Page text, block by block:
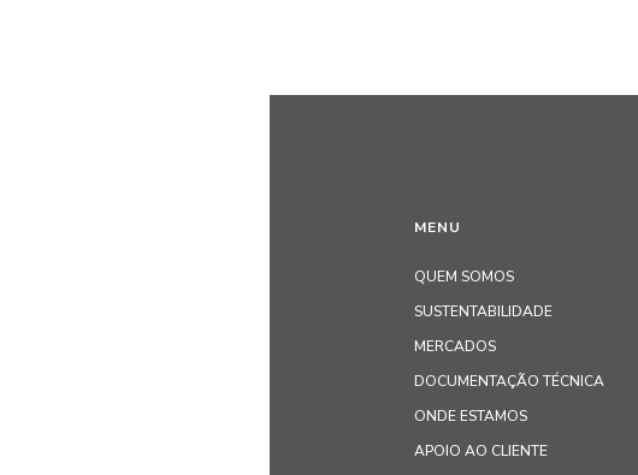
MENU
QUEM SOMOS
SUSTENTABILIDADE
MERCADOS
DOCUMENTAÇÃO TÉCNICA
ONDE ESTAMOS
APOIO AO CLIENTE